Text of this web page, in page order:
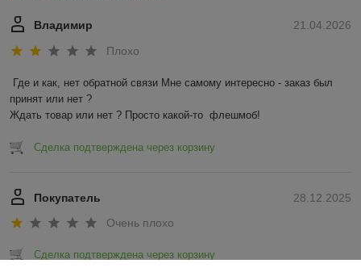
21.04.2026
Владимир
Плохо
Где и как, нет обратной связи Мне самому интересно - заказ был
принят или нет ?
Ждать товар или нет ? Просто какой-то  флешмоб!
Сделка подтверждена через корзину
28.12.2025
Покупатель
Очень плохо
Сделка подтверждена через корзину